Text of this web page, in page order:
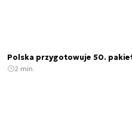
Polska przygotowuje 50.
2 min.